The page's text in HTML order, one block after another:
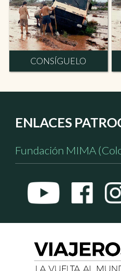
CONSÍGUELO
ENLACES
Fundación MIMA